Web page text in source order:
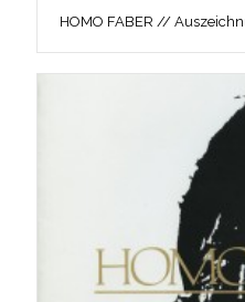
HOMO FABER //